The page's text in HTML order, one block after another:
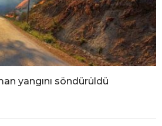
yangını söndürüldü